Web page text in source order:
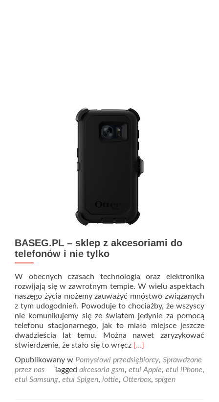
BASEG.PL – sklep z akcesoriami do
telefonów i nie tylko
W obecnych czasach technologia oraz elektronika
rozwijają się w zawrotnym tempie. W wielu aspektach
naszego życia możemy zauważyć mnóstwo związanych
z tym udogodnień. Powoduje to chociażby, że wszyscy
nie komunikujemy się ze światem jedynie za pomocą
telefonu stacjonarnego, jak to miało miejsce jeszcze
dwadzieścia lat temu. Można nawet zaryzykować
stwierdzenie, że stało się to wręcz Read
about
BASEG.PL
–
[…]
Opublikowany w Pomysłowi przedsiębiorcy, Sprawdzone
przez nas
Tagged akcesoria gsm, etui Apple, etui iPhone,
etui Samsung, etui Spigen, iottie, Otterbox, spigen